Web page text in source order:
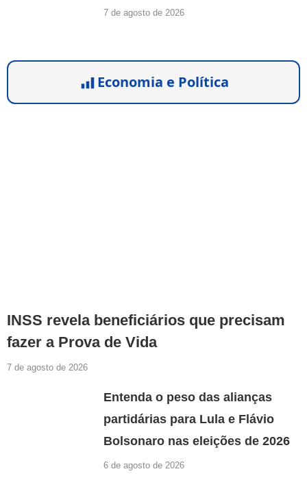
7 de agosto de 2026
Economia e Política
INSS revela beneficiários que precisam
fazer a Prova de Vida
7 de agosto de 2026
Entenda o peso das alianças
partidárias para Lula e Flávio
Bolsonaro nas eleições de 2026
6 de agosto de 2026